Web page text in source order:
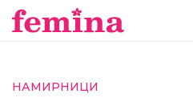
НАМИРНИЦИ